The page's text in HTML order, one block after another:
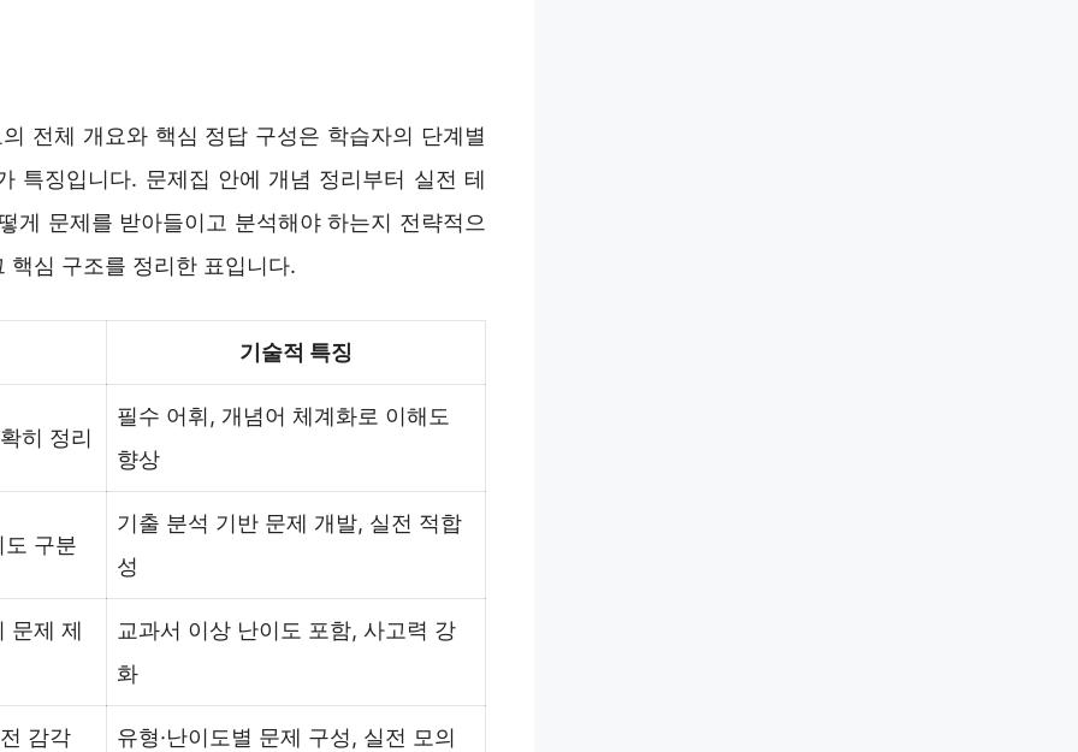
전체 개요와 핵심 정답 구성은 학습자의 단계별
특징입니다. 문제집 안에 개념 정리부터 실전 테
게 문제를 받아들이고 분석해야 하는지 전략적으
핵심 구조를 정리한 표입니다.
기술적 특징
히 정리
필수 어휘, 개념어 체계화로 이해도
향상
구분
기출 분석 기반 문제 개발, 실전 적합
성
문제 제
교과서 이상 난이도 포함, 사고력 강
화
감각
유형·난이도별 문제 구성, 실전 모의